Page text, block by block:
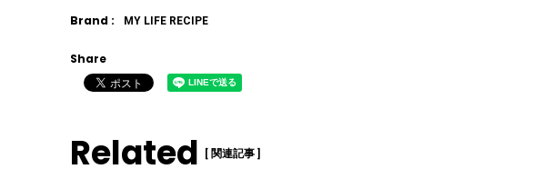
Brand : MY LIFE RECIPE
Share
Related [ 関連記事 ]